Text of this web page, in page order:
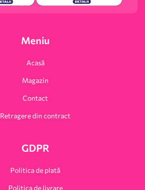
Meniu
Acasă
Magazin
Contact
Retragere din contract
GDPR
Politica de plată
Politica de livrare